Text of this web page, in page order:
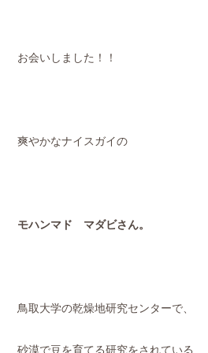
お会いしました！！
爽やかなナイスガイの
モハンマド マダビさん。
鳥取大学の乾燥地研究センターで、
砂漠で豆を育てる研究をされている